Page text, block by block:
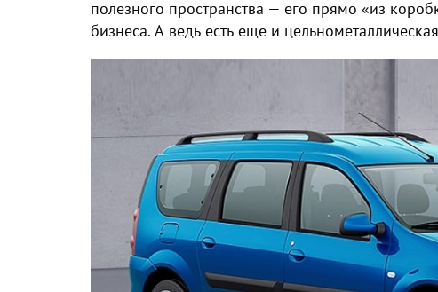
полезного пространства — его прямо «из
бизнеса. А ведь есть еще и